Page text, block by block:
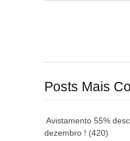
Posts Mais
Avistamento 55%
dezembro ! (420)